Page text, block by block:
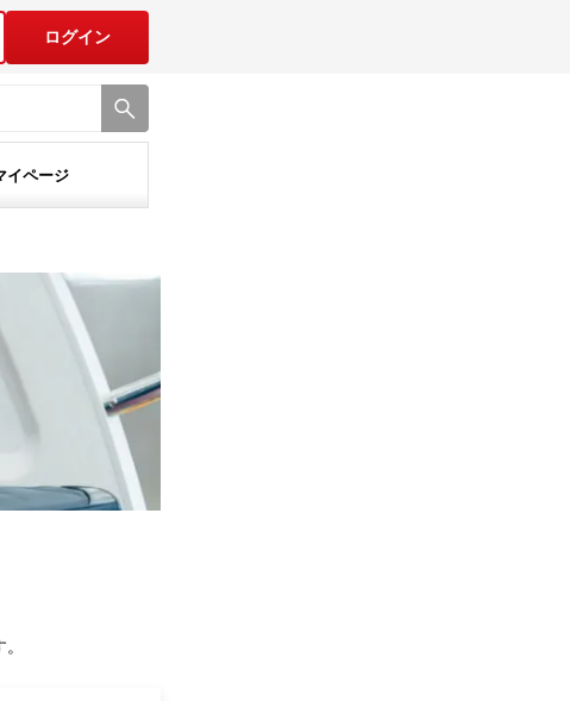
ログイン
イページ